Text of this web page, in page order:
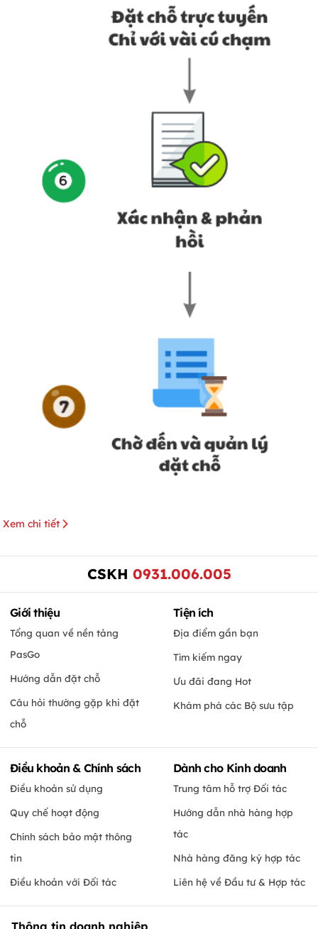
Xem chi tiết
CSKH 0931.006.005
Giới thiệu
Tổng quan về nền tảng
PasGo
Hướng dẫn đặt chỗ
Câu hỏi thường gặp khi đặt
chỗ
Tiện ích
Địa điểm gần bạn
Tìm kiếm ngay
Ưu đãi đang Hot
Khám phá các Bộ sưu tập
Điều khoản & Chính sách
Điều khoản sử dụng
Quy chế hoạt động
Chính sách bảo mật thông
tin
Điều khoản với Đối tác
Dành cho Kinh doanh
Trung tâm hỗ trợ Đối tác
Hướng dẫn nhà hàng hợp
tác
Nhà hàng đăng ký hợp tác
Liên hệ về Đầu tư & Hợp tác
Thông tin doanh nghiệp